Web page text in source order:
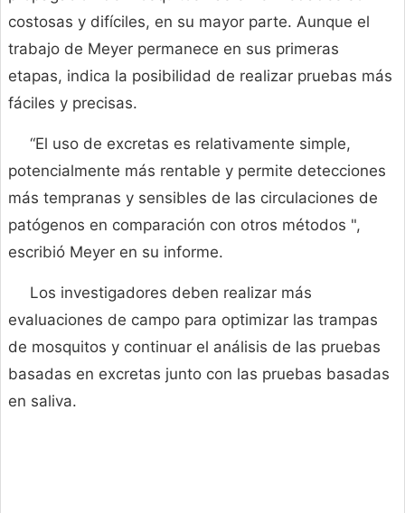
costosas y difíciles, en su mayor parte. Aunque el
trabajo de Meyer permanece en sus primeras
etapas, indica la posibilidad de realizar pruebas más
fáciles y precisas.
“El uso de excretas es relativamente simple,
potencialmente más rentable y permite detecciones
más tempranas y sensibles de las circulaciones de
patógenos en comparación con otros métodos ",
escribió Meyer en su informe.
Los investigadores deben realizar más
evaluaciones de campo para optimizar las trampas
de mosquitos y continuar el análisis de las pruebas
basadas en excretas junto con las pruebas basadas
en saliva.